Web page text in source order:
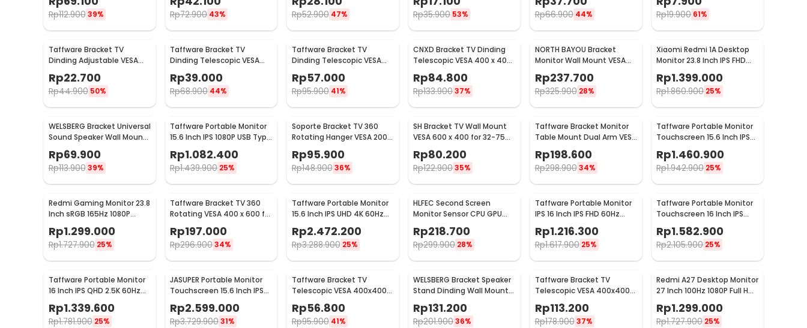
KT02
Rp112.900 39%
15 - X-200
Rp72.900 43% Rp52.900 47%
HD601
Rp35.900 53%
HY-210
Rp66.900 44% Rp19.900 61%
Taffware Bracket TV
Dinding Adjustable VESA
W24
Rp22.700
Rp44.900 50%
Taffware Bracket TV
Dinding Telescopic VESA
100x100 for 10-26 Inch TV -
X-100
Rp39.000
Rp68.900 44%
Taffware Bracket TV
Dinding Telescopic VESA
X-400
Rp57.000
Rp95.900 41%
CNXD Bracket TV Dinding
Telescopic VESA 400 x 400
for 26-55 Inch TV - CN814
Rp84.800
Rp133.90037%
NORTH BAYOU Bracket
Monitor Wall Mount VESA
100 x 100 17-27 Inch TV -
F120
Rp237.700
Rp325.900 28%
Xiaomi Redmi 1A Desktop
Monitor 23.8 Inch IPS FHD
60Hz Ultra-thin HDMI -
RMMNT238NF
Rp1.399.000
Rp1.860.900 25%
WELSBERG Bracket Universal
Sound Speaker Wall Mount 1
Pair - SW-03B
Rp69.900
Rp113.900 39%
Taffware Portable Monitor
15.6 Inch IPS 1080P USB Type
C Mini HDMI - LG156
Rp1.082.400
Rp1.439.900 25%
Soporte Bracket TV 360
Rotating Hanger VESA 200 x
Rp95.900
Rp148.900 36%
SH Bracket TV Wall Mount
VESA 600 x 400 for 32-75
Inch TV - SH-65T
Rp80.200
Rp122.90035%
Taffware Bracket Monitor
Table Mount Dual Arm VESA
100x100 13-27 Inch - KMT-2
Rp198.600
Rp298.900 34%
Taffware Portable Monitor
Touchscreen 15.6 Inch IPS
1080P 60Hz Type C -
1560MTS
Rp1.460.900
Rp1.942.900 25%
Redmi Gaming Monitor 23.8
Inch sRGB 165Hz 1080P
Rp1.299.000
Rp1.727.900 25%
Taffware Bracket TV 360
Rotating VESA 400 x 600 for
Rp197.000
Rp296.90034%
Taffware Portable Monitor
15.6 Inch IPS UHD 4K 60Hz
Rp2.472.200
Rp3.288.900 25%
HLFEC Second Screen
Monitor Sensor CPU GPU
HDD Panel IPS 3.5 Inch - HL-
3
Rp218.700
Rp299.900 28%
Taffware Portable Monitor
IPS 16 Inch IPS FHD 60Hz
Without Touchscreen -
1600XTS
Rp1.216.300
Rp1.617.900 25%
Taffware Portable Monitor
Touchscreen 16 Inch IPS
FHD 60Hz Type C - 1600XTS
Rp1.582.900
Rp2.105.900 25%
Taffware Portable Monitor
16 Inch IPS QHD 2.5K 60Hz
Type C Mini HDMI - 1600XTS
Rp1.339.600
Rp1.781.900 25%
JASUPER Portable Monitor
Touchscreen 15.6 Inch IPS
Rp2.599.000
Rp3.729.90031%
Taffware Bracket TV
Telescopic VESA 400x400
for 14-55 Inch TV - HDL-
117B-2
Rp56.800
Rp95.900 41%
WELSBERG Bracket Speaker
Stand Dinding Wall Mount
Telescopic 2 PCS - SPS-501
Rp131.200
Rp201.90036%
Taffware Bracket TV
Telescopic VESA 400x400
for 32-65 Inch TV - P4
Rp113.200
Rp178.900 37%
Redmi A27 Desktop Monitor
27 Inch 100Hz 1080P Full HD
Rp1.299.000
Rp1.727.900 25%